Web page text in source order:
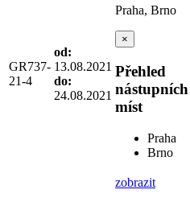
GR737-
21-4
od:
13.08.2021
do:
24.08.2021
Praha, Brno
×
Přehled
nástupních
míst
Praha
Brno
zobrazit